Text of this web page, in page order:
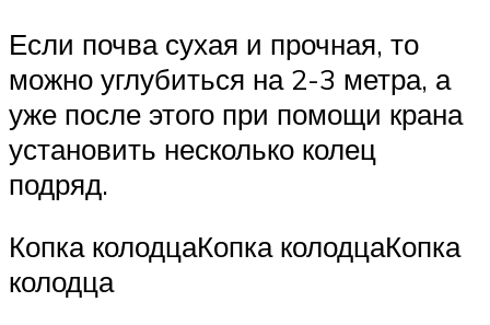
Если почва сухая и прочная, то
можно углубиться на 2-3 метра, а
уже после этого при помощи крана
установить несколько колец
подряд.
Копка колодцаКопка колодцаКопка
колодца